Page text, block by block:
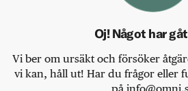
Oj! Något har
Vi ber om ursäkt och försöker
vi kan, håll ut! Har du frågor eller